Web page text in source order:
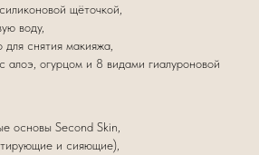
щёточкой,
воду,
для снятия макияжа,
алоэ, огурцом и 8 видами гиалуроновой
основы Second Skin,
и сияющие),